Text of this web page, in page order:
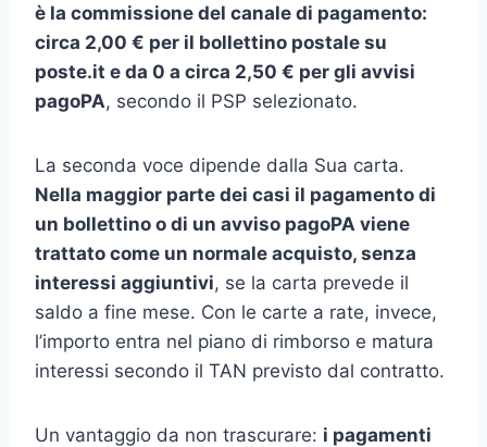
è la commissione del canale di pagamento:
circa 2,00 € per il bollettino postale su
poste.it e da 0 a circa 2,50 € per gli avvisi
pagoPA, secondo il PSP selezionato.
La seconda voce dipende dalla Sua carta.
Nella maggior parte dei casi il pagamento di
un bollettino o di un avviso pagoPA viene
trattato come un normale acquisto, senza
interessi aggiuntivi, se la carta prevede il
saldo a fine mese. Con le carte a rate, invece,
l’importo entra nel piano di rimborso e matura
interessi secondo il TAN previsto dal contratto.
Un vantaggio da non trascurare: i pagamenti